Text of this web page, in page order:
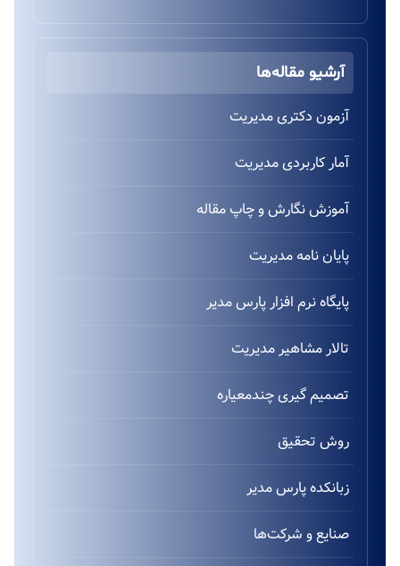
آرشیو مقاله‌ها
آزمون دکتری مدیریت
آمار کاربردی مدیریت
آموزش نگارش و چاپ مقاله
پایان نامه مدیریت
پایگاه نرم افزار پارس مدیر
تالار مشاهیر مدیریت
تصمیم گیری چندمعیاره
روش تحقیق
زبانکده پارس مدیر
صنایع و شرکت‌ها